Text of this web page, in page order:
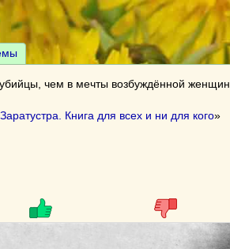
чем в мечты возбуждённой
Книга для всех и ни для кого»